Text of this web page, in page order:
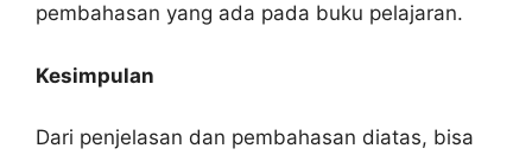
pembahasan yang ada pada buku pelajaran.
Kesimpulan
Dari penjelasan dan pembahasan diatas, bisa